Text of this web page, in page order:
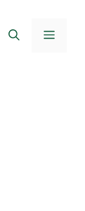
Menú